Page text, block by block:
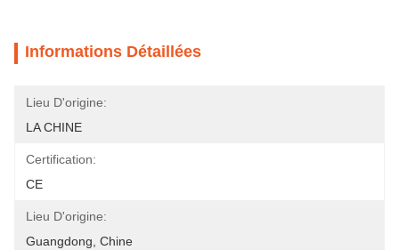
Informations Détaillées
Lieu D'origine:
LA CHINE
Certification:
CE
Lieu D'origine:
Guangdong, Chine